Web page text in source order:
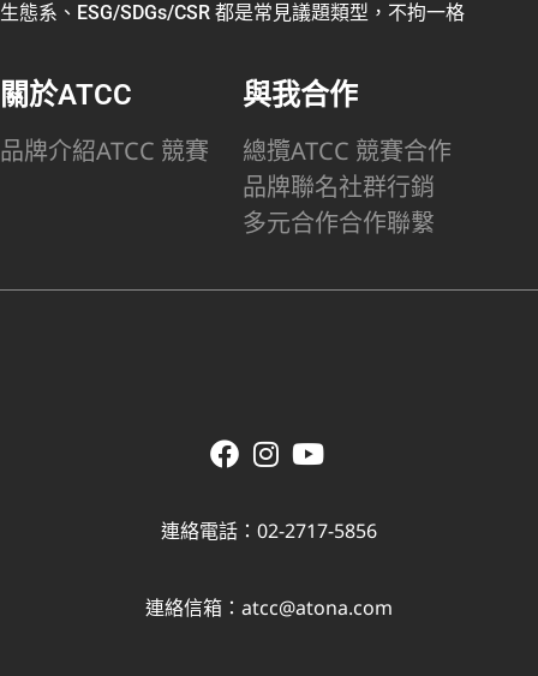
生態系、ESG/SDGs/CSR 都是常見議題類型，不拘一格
關於ATCC
品牌介紹ATCC 競賽
與我合作
總攬ATCC 競賽合作
品牌聯名社群行銷
多元合作合作聯繫
連絡電話：02-2717-5856
連絡信箱： atcc@atona.com